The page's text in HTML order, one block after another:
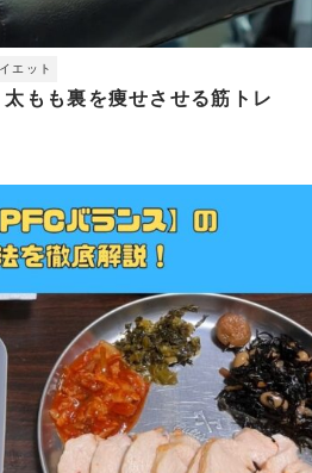
エット
もも裏を痩せさせる筋トレ